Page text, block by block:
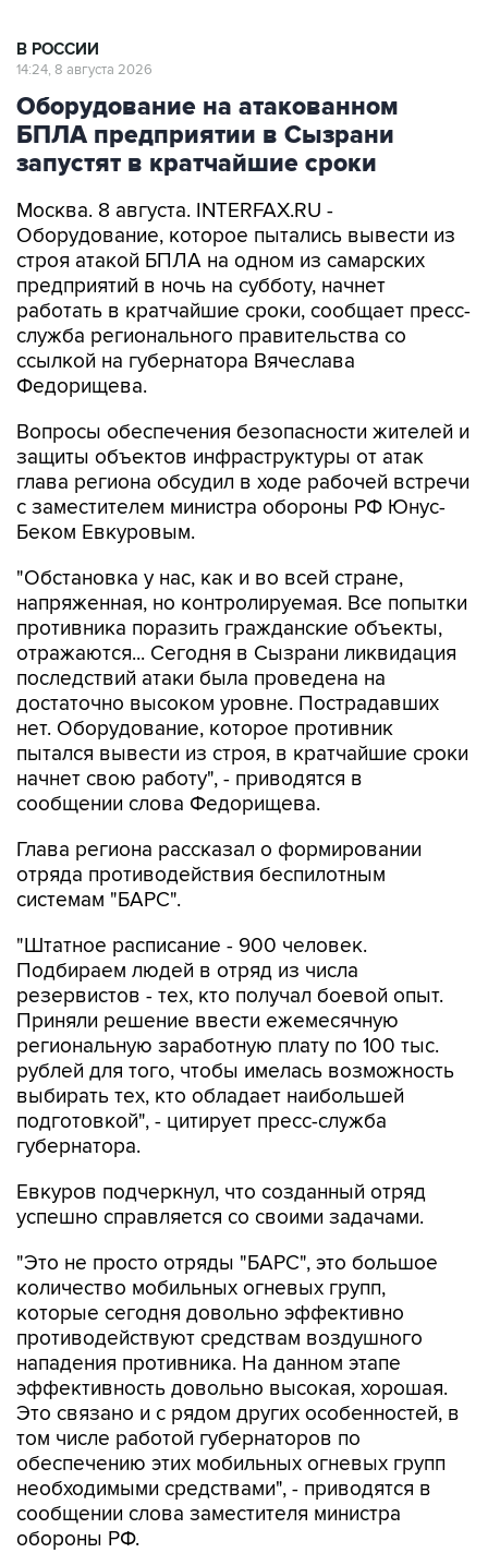
В РОССИИ
14:24, 8 августа 2026
Оборудование на атакованном
БПЛА предприятии в Сызрани
запустят в кратчайшие сроки
Москва. 8 августа. INTERFAX.RU -
Оборудование, которое пытались вывести из
строя атакой БПЛА на одном из самарских
предприятий в ночь на субботу, начнет
работать в кратчайшие сроки, сообщает пресс-
служба регионального правительства со
ссылкой на губернатора Вячеслава
Федорищева.
Вопросы обеспечения безопасности жителей и
защиты объектов инфраструктуры от атак
глава региона обсудил в ходе рабочей встречи
с заместителем министра обороны РФ Юнус-
Беком Евкуровым.
"Обстановка у нас, как и во всей стране,
напряженная, но контролируемая. Все попытки
противника поразить гражданские объекты,
отражаются... Сегодня в Сызрани ликвидация
последствий атаки была проведена на
достаточно высоком уровне. Пострадавших
нет. Оборудование, которое противник
пытался вывести из строя, в кратчайшие сроки
начнет свою работу", - приводятся в
сообщении слова Федорищева.
Глава региона рассказал о формировании
отряда противодействия беспилотным
системам "БАРС".
"Штатное расписание - 900 человек.
Подбираем людей в отряд из числа
резервистов - тех, кто получал боевой опыт.
Приняли решение ввести ежемесячную
региональную заработную плату по 100 тыс.
рублей для того, чтобы имелась возможность
выбирать тех, кто обладает наибольшей
подготовкой", - цитирует пресс-служба
губернатора.
Евкуров подчеркнул, что созданный отряд
успешно справляется со своими задачами.
"Это не просто отряды "БАРС", это большое
количество мобильных огневых групп,
которые сегодня довольно эффективно
противодействуют средствам воздушного
нападения противника. На данном этапе
эффективность довольно высокая, хорошая.
Это связано и с рядом других особенностей, в
том числе работой губернаторов по
обеспечению этих мобильных огневых групп
необходимыми средствами", - приводятся в
сообщении слова заместителя министра
обороны РФ.